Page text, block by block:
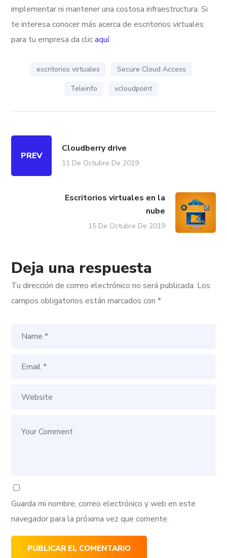
implementar ni mantener una costosa infraestructura. Si
te interesa conocer más acerca de escritorios virtuales
para tu empresa da clicaquí.
escritorios virtuales
Secure Cloud Access
Teleinfo
vcloudpoint
PREV
Cloudberry drive
11 De Octubre De 2019
Escritorios virtuales en la
nube
15 De Octubre De 2019
Deja una respuesta
Tu dirección de correo electrónico no será publicada. Los
campos obligatorios están marcados con*
Guarda mi nombre, correo electrónico y web en este
navegador para la próxima vez que comente.